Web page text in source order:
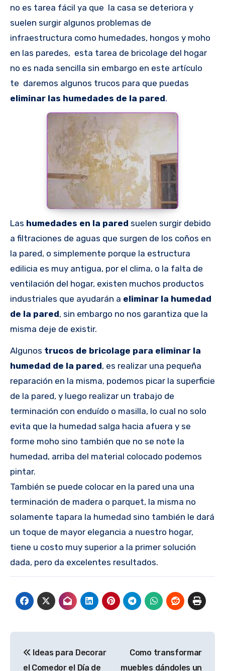
no es tarea fácil ya que la casa se deteriora y
suelen surgir algunos problemas de
infraestructura como humedades, hongos y moho
en las paredes, esta tarea de bricolage del hogar
no es nada sencilla sin embargo en este artículo
te daremos algunos trucos para que puedas
eliminar las humedades de la pared.
Las humedades en la pared suelen surgir debido
a filtraciones de aguas que surgen de los coños en
la pared, o simplemente porque la estructura
edilicia es muy antigua, por el clima, o la falta de
ventilación del hogar, existen muchos productos
industriales que ayudarán a eliminar la humedad
de la pared, sin embargo no nos garantiza que la
misma deje de existir.
Algunos trucos de bricolage para eliminar la
humedad de la pared, es realizar una pequeña
reparación en la misma, podemos picar la superficie
de la pared, y luego realizar un trabajo de
terminación con enduído o masilla, lo cual no solo
evita que la humedad salga hacia afuera y se
forme moho sino también que no se note la
humedad, arriba del material colocado podemos
pintar.
También se puede colocar en la pared una una
terminación de madera o parquet, la misma no
solamente tapara la humedad sino también le dará
un toque de mayor elegancia a nuestro hogar,
tiene u costo muy superior a la primer solución
dada, pero da excelentes resultados.
de
Ideas para Decorar
el Comedor el Día de
Como transformar
muebles dándoles un